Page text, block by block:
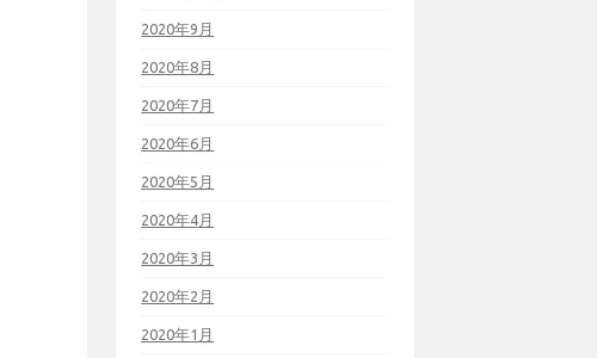
2020年9月
2020年8月
2020年7月
2020年6月
2020年5月
2020年4月
2020年3月
2020年2月
2020年1月